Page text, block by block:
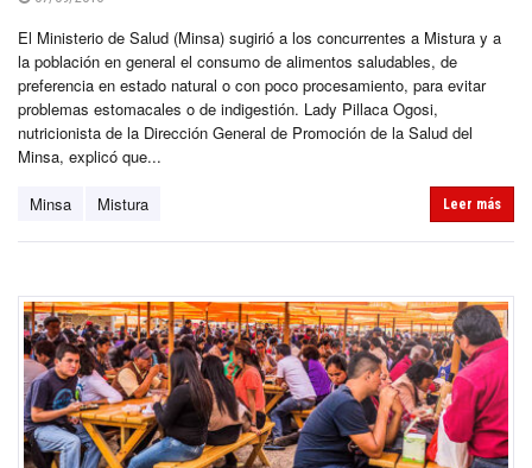
El Ministerio de Salud (Minsa) sugirió a los concurrentes a Mistura y a
la población en general el consumo de alimentos saludables, de
preferencia en estado natural o con poco procesamiento, para evitar
problemas estomacales o de indigestión. Lady Pillaca Ogosi,
nutricionista de la Dirección General de Promoción de la Salud del
Minsa, explicó que...
Minsa Mistura Leer más